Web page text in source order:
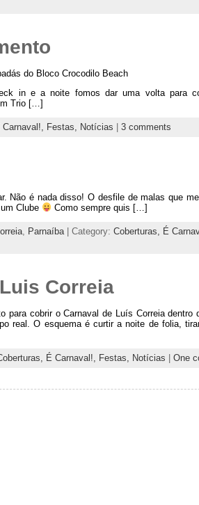
do Bloco Crocodilo Beach
in e a noite fomos dar uma volta para
Trio […]
Carnaval!, Festas, Notícias 3 comments
Não é nada disso! O desfile de malas que
Clube
Como sempre quis […]
, Parnaíba| Category: Coberturas, É
Correia
para cobrir o Carnaval de Luís Correia dentro
real. O esquema é curtir a noite de folia,
É Carnaval!, Festas, Notícias One